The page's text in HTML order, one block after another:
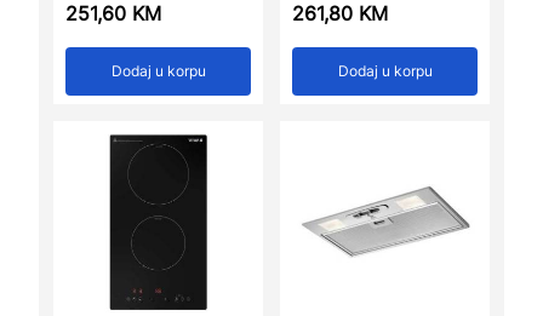
251,60 KM
Dodaj u korpu
261,80 KM
Dodaj u korpu